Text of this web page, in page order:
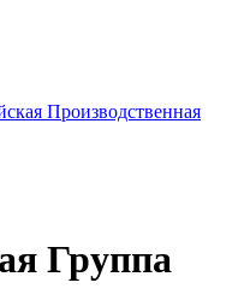
Производственная
Группа